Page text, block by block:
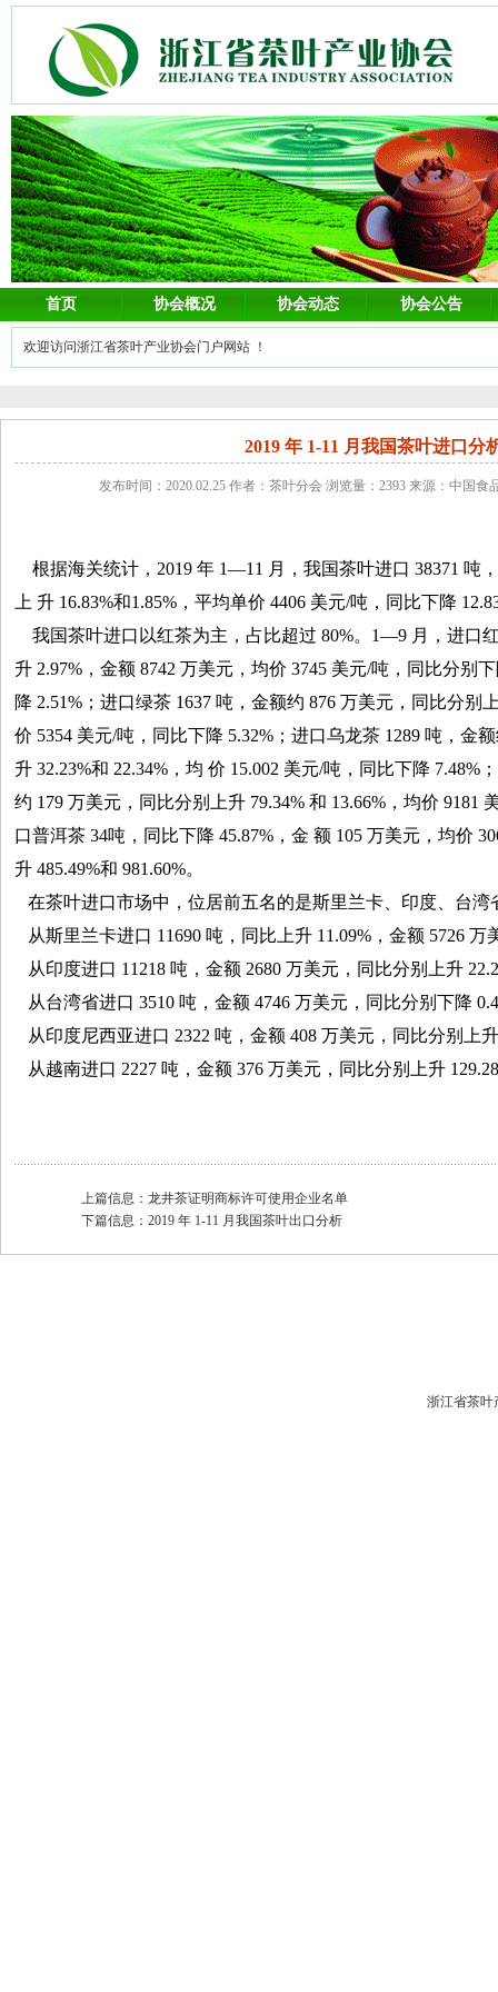
首页 协会概况 协会动态 协会公告
欢迎访问浙江省茶叶产业协会门户网站 ！
2019 年 1-11 月我国茶叶进口分
发布时间：2020.02.25 作者：茶叶分会 浏览量：2393 来源：中国食
根据海关统计，2019 年 1—11 月，我国茶叶进口 38371 吨
上 升 16.83%和1.85%，平均单价 4406 美元/吨，同比下降
我国茶叶进口以红茶为主，占比超过 80%。1—9 月，进口
升 2.97%，金额 8742 万美元，均价 3745 美元/吨，同比分别
降 2.51%；进口绿茶 1637 吨，金额约 876 万美元，同比分别
价 5354 美元/吨，同比下降 5.32%；进口乌龙茶 1289 吨，金
升 32.23%和 22.34%，均 价 15.002 美元/吨，同比下降 7.48%
约 179 万美元，同比分别上升 79.34% 和 13.66%，均价 9181
口普洱茶 34吨，同比下降 45.87%，金 额 105 万美元，均价
升 485.49%和 981.60%。
在茶叶进口市场中，位居前五名的是斯里兰卡、印度、台湾
从斯里兰卡进口 11690 吨，同比上升 11.09%，金额 5726 万
从印度进口 11218 吨，金额 2680 万美元，同比分别上升
从台湾省进口 3510 吨，金额 4746 万美元，同比分别下降
从印度尼西亚进口 2322 吨，金额 408 万美元，同比分别上升
从越南进口 2227 吨，金额 376 万美元，同比分别上升
上篇信息： 龙井茶证明商标许可使用企业名单
下篇信息： 2019 年 1-11 月我国茶叶出口分析
浙江省茶